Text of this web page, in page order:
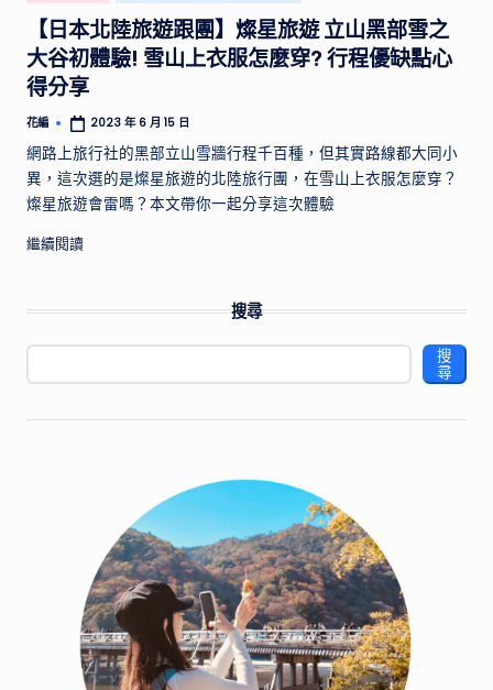
in
【日本北陸旅遊跟團】燦星旅遊 立山黑部雪之
大谷初體驗! 雪山上衣服怎麼穿? 行程優缺點心
得分享
Posted
花編 2023 年 6 月 15 日
網路上旅行社的黑部立山雪牆行程千百種，但其實路線都大同小
異，這次選的是燦星旅遊的北陸旅行團，在雪山上衣服怎麼穿？
燦星旅遊會雷嗎？本文帶你一起分享這次體驗
繼續閱讀
搜尋
搜
尋